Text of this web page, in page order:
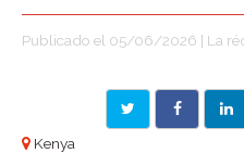
Publicado el 05/06/2026 | La
Kenya